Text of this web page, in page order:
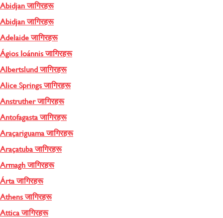
Abidjan जागिरहरू
Abidjan जागिरहरू
Adelaide जागिरहरू
Ágios Ioánnis जागिरहरू
Albertslund जागिरहरू
Alice Springs जागिरहरू
Anstruther जागिरहरू
Antofagasta जागिरहरू
Araçariguama जागिरहरू
Araçatuba जागिरहरू
Armagh जागिरहरू
Árta जागिरहरू
Athens जागिरहरू
Attica जागिरहरू